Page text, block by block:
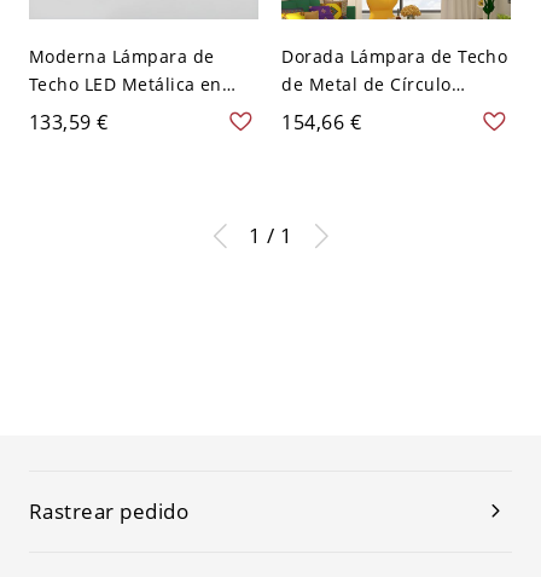
Moderna Lámpara de
Techo LED Metálica en
Dorado Semi Plafón de
Anillos para Habitación - 2
133,59 €
Dorada Lámpara de Techo
de Metal de Círculo
Luminaria de Techo LED
Simplista para Cuarto -
154,66 €
1 / 1
Rastrear pedido